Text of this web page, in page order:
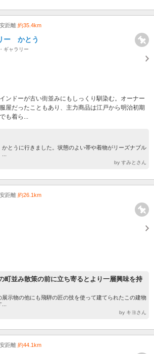
距離 約35.4km
ー かとう
ギャラリー
ンドーが古い街並みにもしっくり馴染む。オーナー
屋だったこともあり、主力商品は江戸から明治初期
も着ら...
とうに行きました。状態のよい帯や着物がリーズナブル
by すみとさん
距離 約26.1km
町並み散策の前に立ち寄るとより一層興味を持
示物の他にも飛騨の匠の技を使って建てられたこの建物
by キヨさん
距離 約44.1km